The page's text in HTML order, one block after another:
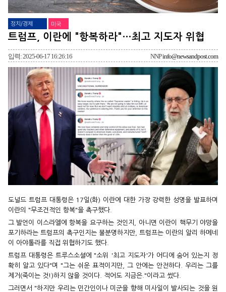
정치/경제 미국
트럼프, 이란에 "항복하라"…최고 지도자 위협
입력: 2025-06-17 16:26:16 NNPinfo@newsandpost.com
도널드 트럼프 대통령은 17일(화) 이란에 대한 가장 강력한 성명을 발표하며
이란의 "무조건적인 항복"을 촉구했다.
그 발언이 이스라엘에 항복을 요구하는 것인지, 아니면 이란이 핵무기 야망을
포기하라는 트럼프의 촉구인지는 불분명하지만, 트럼프는 이란의 알리 하메네
이 아야톨라를 직접 위협하기도 했다.
트럼프 대통령은 트루스소셜에 "소위 '최고 지도자'가 어디에 숨어 있는지 정
확히 알고 있다"며 "그는 쉬운 표적이지만, 그 안에는 안전하다. 우리는 그를
제거(죽이는 것!)하지 않을 것이다. 적어도 지금은."이라고 썼다.
그러면서 "하지만 우리는 민간인이나 미군을 향해 미사일이 발사되는 것을 원